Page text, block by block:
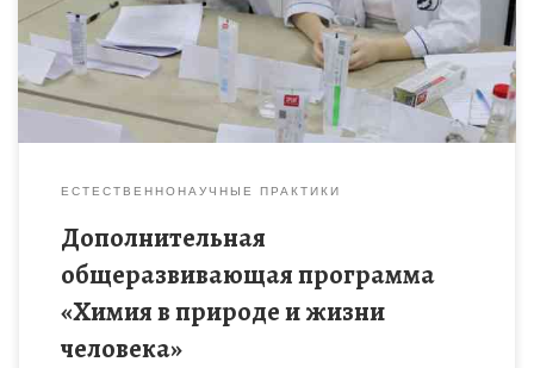
понять их свойства и применение
ЕСТЕСТВЕННОНАУЧНЫЕ ПРАКТИКИ
Дополнительная
общеразвивающая программа
«Химия в природе и жизни
человека»